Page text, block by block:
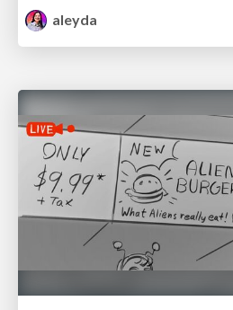
aleyda